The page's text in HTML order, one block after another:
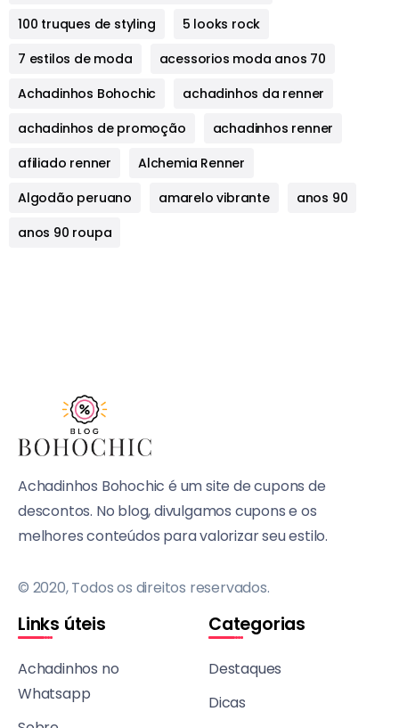
100 truques de styling
5 looks rock
7 estilos de moda
acessorios moda anos 70
Achadinhos Bohochic
achadinhos da renner
achadinhos de promoção
achadinhos renner
afiliado renner
Alchemia Renner
Algodão peruano
amarelo vibrante
anos 90
anos 90 roupa
Achadinhos Bohochic é um site de cupons de
descontos. No blog, divulgamos cupons e os
melhores conteúdos para valorizar seu estilo.
© 2020, Todos os direitos reservados.
Links úteis
Achadinhos no
Whatsapp
Categorias
Destaques
Dicas